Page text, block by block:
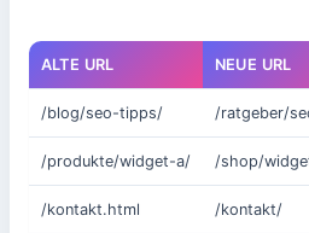
ALTE URL NEUE URL
/blog/seo-tipps/ /ratgeber/
/produkte/widget-a/ /shop/
/kontakt.html /kontakt/